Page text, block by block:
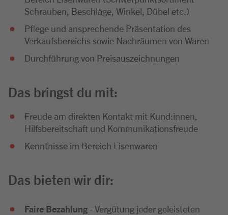
Schrauben, Beschläge, Winkel, Dübel etc.)
Pflege und ansprechende Präsentation des
Verkaufsbereichs sowie Nachräumen von Waren
Durchführung von Preisauszeichnungen
Das bringst du mit:
Freude am direkten Kontakt mit Kund:innen,
Hilfsbereitschaft und Kommunikationsfreude
Kenntnisse im Bereich Eisenwaren
Das bieten wir dir:
Faire Bezahlung - Vergütung jeder geleisteten